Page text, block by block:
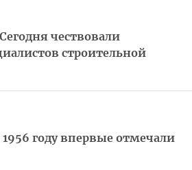
чествовали
строительной
году впервые отмечали